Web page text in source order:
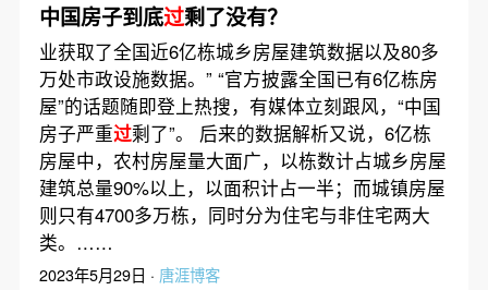
中国房子到底过剩了没有？
业获取了全国近6亿栋城乡房屋建筑数据以及80多
万处市政设施数据。” “官方披露全国已有6亿栋房
屋”的话题随即登上热搜，有媒体立刻跟风，“中国
房子严重过剩了”。 后来的数据解析又说，6亿栋
房屋中，农村房屋量大面广，以栋数计占城乡房屋
建筑总量90%以上，以面积计占一半；而城镇房屋
则只有4700多万栋，同时分为住宅与非住宅两大
类。……
2023年5月29日 · 唐涯博客